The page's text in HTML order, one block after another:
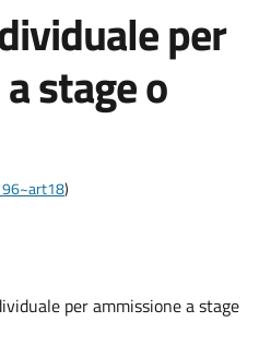
per
stage o
)
per ammissione a stage